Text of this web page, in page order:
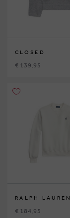
CLOSED
€ 139,95
RALPH LAUREN
€ 184,95